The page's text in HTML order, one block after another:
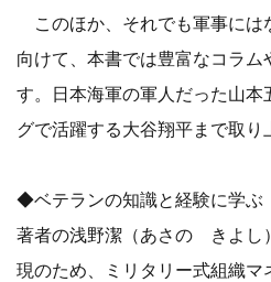
このほか、それでも軍事には
向けて、本書では豊富なコラム
す。日本海軍の軍人だった山本
グで活躍する大谷翔平まで取り
◆ベテランの知識と経験に学ぶ
著者の浅野潔（あさの きよし
現のため、ミリタリー式組織マ